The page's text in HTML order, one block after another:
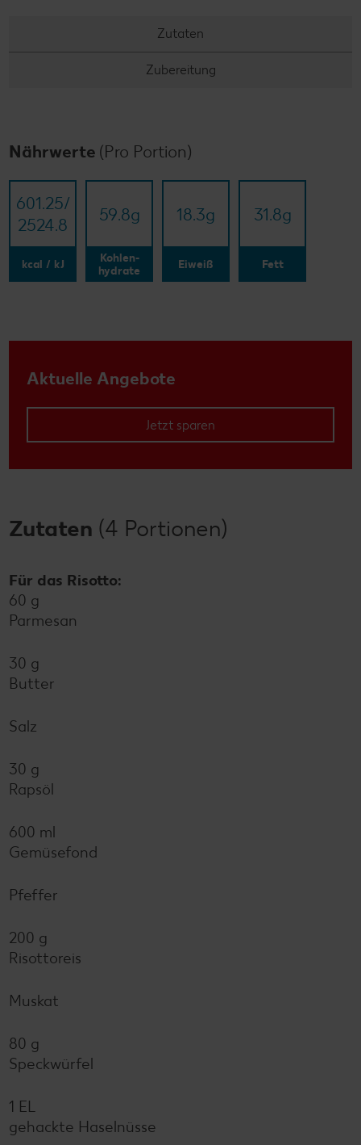
Zutaten
Zubereitung
Nährwerte (Pro Portion)
601.25/​
2524.8
kcal / kJ
59.8g
Kohlen-
hydrate
18.3g
Eiweiß
31.8g
Fett
Aktuelle Angebote
Jetzt sparen
Zutaten (4 Portionen)
Für das Risotto:
60 g
Parmesan
30 g
Butter
Salz
30 g
Rapsöl
600 ml
Gemüsefond
Pfeffer
200 g
Risottoreis
Muskat
80 g
Speckwürfel
1 EL
gehackte Haselnüsse